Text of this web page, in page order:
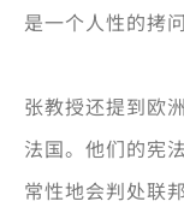
是一个人性的拷
张教授还提到欧
法国。他们的宪
常性地会判处联